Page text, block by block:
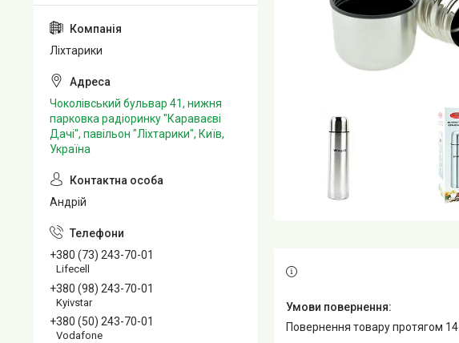
повернення товару протягом 14
Ліхтарики
Чоколівський бульвар 41, нижня
парковка радіоринку "Караваєві
Дачі", павільон "Ліхтарики", Київ,
Україна
Андрій
+380 (73) 243-70-01
Lifecell
+380 (98) 243-70-01
Kyivstar
+380 (50) 243-70-01
Vodafone